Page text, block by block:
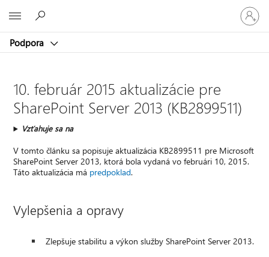
Podpora
Prihláste
sa
k
kontu
10. február 2015 aktualizácie pre
SharePoint Server 2013 (KB2899511)
Vzťahuje sa na
V tomto článku sa popisuje aktualizácia KB2899511 pre Microsoft
SharePoint Server 2013, ktorá bola vydaná vo februári 10, 2015.
Táto aktualizácia má predpoklad.
Vylepšenia a opravy
Zlepšuje stabilitu a výkon služby SharePoint Server 2013.